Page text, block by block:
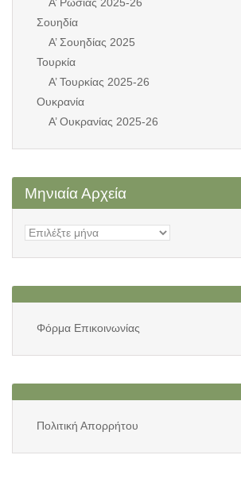
Σουηδία
Α’ Σουηδίας 2025
Τουρκία
Α’ Τουρκίας 2025-26
Ουκρανία
Α’ Ουκρανίας 2025-26
Μηνιαία Αρχεία
Μηνιαία
Φόρμα Επικοινωνίας
Πολιτική Απορρήτου